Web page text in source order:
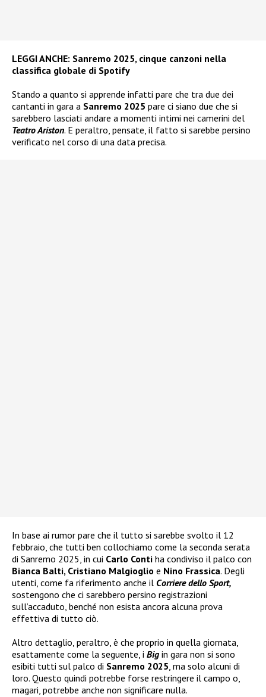
LEGGI ANCHE: Sanremo 2025, cinque canzoni nella
classifica globale di Spotify
Stando a quanto si apprende infatti pare che tra due dei
cantanti in gara a Sanremo 2025 pare ci siano due che si
sarebbero lasciati andare a momenti intimi nei camerini del
Teatro Ariston. E peraltro, pensate, il fatto si sarebbe persino
verificato nel corso di una data precisa.
In base ai rumor pare che il tutto si sarebbe svolto il 12
febbraio, che tutti ben collochiamo come la seconda serata
di Sanremo 2025, in cui Carlo Conti ha condiviso il palco con
Bianca Balti, Cristiano Malgioglio e Nino Frassica. Degli
utenti, come fa riferimento anche il Corriere dello Sport,
sostengono che ci sarebbero persino registrazioni
sull’accaduto, benché non esista ancora alcuna prova
effettiva di tutto ciò.
Altro dettaglio, peraltro, è che proprio in quella giornata,
esattamente come la seguente, i Big in gara non si sono
esibiti tutti sul palco di Sanremo 2025, ma solo alcuni di
loro. Questo quindi potrebbe forse restringere il campo o,
magari, potrebbe anche non significare nulla.